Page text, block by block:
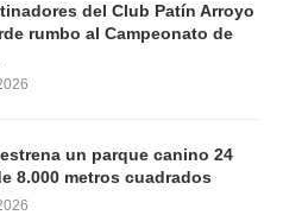
del Club Patín Arroyo
rumbo al Campeonato de
un parque canino 24
8.000 metros cuadrados